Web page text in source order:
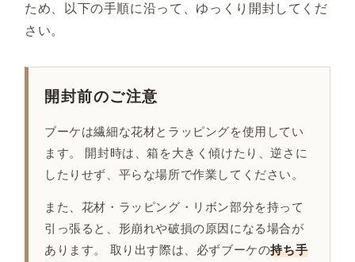
ため、以下の手順に沿って、ゆっくり開封してくだ
さい。
開封前のご注意
ブーケは繊細な花材とラッピングを使用してい
ます。 開封時は、箱を大きく傾けたり、逆さに
したりせず、平らな場所で作業してください。
また、花材・ラッピング・リボン部分を持って
引っ張ると、形崩れや破損の原因になる場合が
あります。 取り出す際は、必ずブーケの持ち手